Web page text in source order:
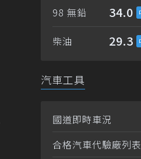
98 無鉛 34.0
柴油 29.3
汽車工具
國道即時車況
合格汽車代驗廠列表